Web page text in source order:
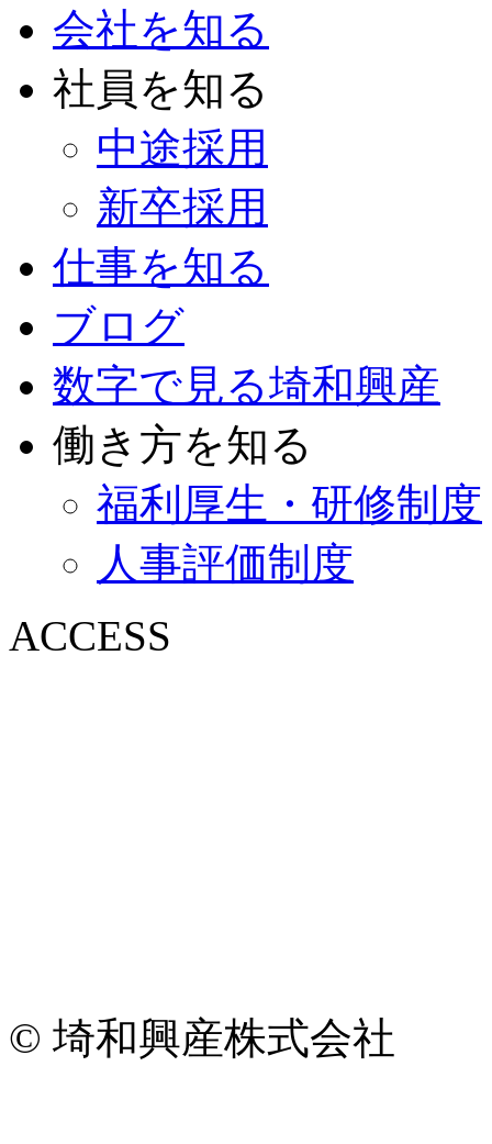
会社を知る
社員を知る
中途採用
新卒採用
仕事を知る
ブログ
数字で見る埼和興産
働き方を知る
福利厚生・研修制度
人事評価制度
ACCESS
© 埼和興産株式会社